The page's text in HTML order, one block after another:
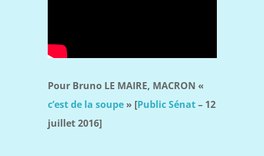
Pour Bruno LE MAIRE, MACRON «
c’est de la soupe» [Public Sénat– 12
juillet 2016]